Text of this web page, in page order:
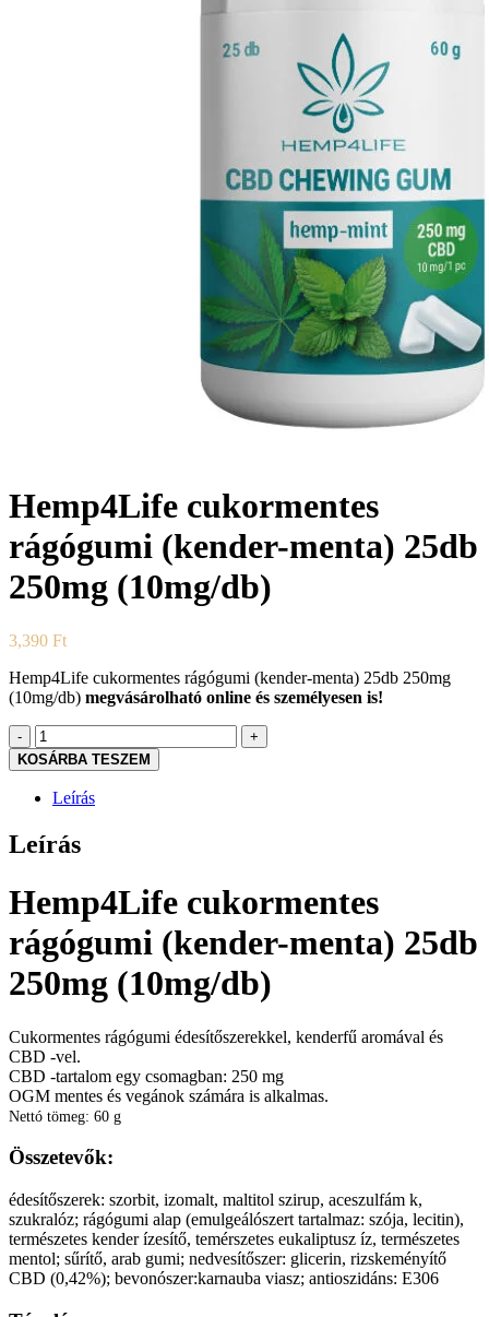
Hemp4Life cukormentes
rágógumi (kender-menta) 25db
250mg (10mg/db)
3,390 Ft
Hemp4Life cukormentes rágógumi (kender-menta) 25db 250mg
(10mg/db) megvásárolható online és személyesen is!
Hemp4Life
cukormentes
rágógumi
(kender-
menta)
25db
250mg
mennyiség
KOSÁRBA TESZEM
Leírás
Leírás
Hemp4Life cukormentes
rágógumi (kender-menta) 25db
250mg (10mg/db)
Cukormentes rágógumi édesítőszerekkel, kenderfű aromával és
CBD -vel.
CBD -tartalom egy csomagban: 250 mg
OGM mentes és vegánok számára is alkalmas.
Nettó tömeg: 60 g
Összetevők:
édesítőszerek: szorbit, izomalt, maltitol szirup, aceszulfám k,
szukralóz; rágógumi alap (emulgeálószert tartalmaz: szója, lecitin),
természetes kender ízesítő, temérszetes eukaliptusz íz, természetes
mentol; sűrítő, arab gumi; nedvesítőszer: glicerin, rizskeményítő
CBD (0,42%); bevonószer:karnauba viasz; antioszidáns: E306